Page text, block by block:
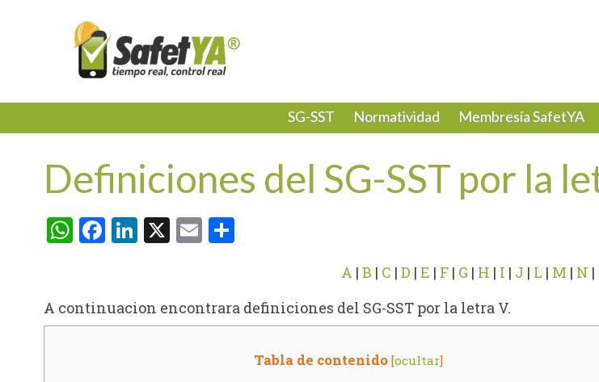
SG-SST Normatividad Membresía SafetYA
Definiciones del SG-SST por la
WhatsApp
Facebook
LinkedIn
X EmailCompartir
A | B | C | D | E | F | G | H | I | J | L | M | N |
A continuacion encontrara definiciones del SG-SST por la letra V.
Tabla de contenido [ocultar]